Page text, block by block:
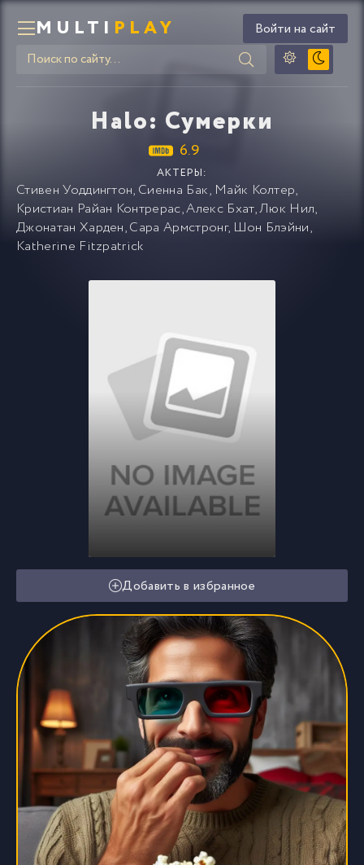
MULTI PLAY Войти на сайт
Halo: Сумерки
6.9
АКТЕРЫ:
Стивен Уоддингтон, Сиенна Бак, Майк Колтер,
Кристиан Райан Контрерас,Алекс Бхат,Люк Нил,
Джонатан Харден,Сара Армстронг, Шон Блэйни,
Katherine Fitzpatrick
Добавить в избранное